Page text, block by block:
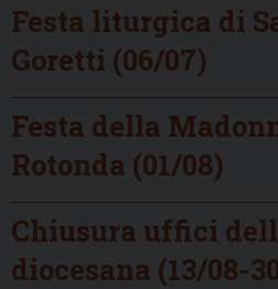
Festa liturgica di
Goretti (06/07)
Festa della
Rotonda (01/08)
Chiusura uffici
diocesana (13/08-